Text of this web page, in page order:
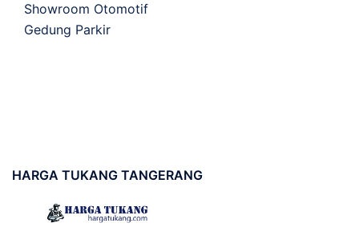
Showroom Otomotif
Gedung Parkir
HARGA TUKANG TANGERANG